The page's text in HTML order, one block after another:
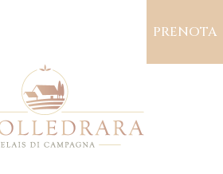
PRENOTA